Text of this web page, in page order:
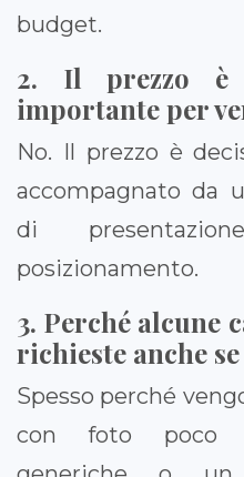
budget.
2. Il prezzo è
importante per
No. Il prezzo è
accompagnato da
di
posizionamento.
3. Perché alcune
richieste anche
Spesso perché
con foto poco